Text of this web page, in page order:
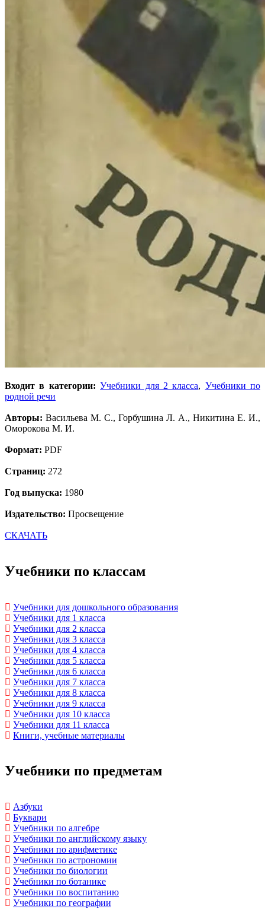
Входит в категории: Учебники для 2 класса, Учебники по
родной речи
Авторы: Васильева М. С., Горбушина Л. А., Никитина Е. И.,
Оморокова М. И.
Формат: PDF
Страниц: 272
Год выпуска: 1980
Издательство: Просвещение
СКАЧАТЬ
Учебники по классам
Учебники для дошкольного образования
Учебники для 1 класса
Учебники для 2 класса
Учебники для 3 класса
Учебники для 4 класса
Учебники для 5 класса
Учебники для 6 класса
Учебники для 7 класса
Учебники для 8 класса
Учебники для 9 класса
Учебники для 10 класса
Учебники для 11 класса
Книги, учебные материалы
Учебники по предметам
Азбуки
Буквари
Учебники по алгебре
Учебники по английскому языку
Учебники по арифметике
Учебники по астрономии
Учебники по биологии
Учебники по ботанике
Учебники по воспитанию
Учебники по географии